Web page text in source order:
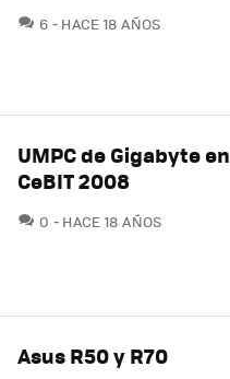
6 COMENTARIOS
HACE 18 AÑOS
UMPC de Gigabyte en
CeBIT 2008
0 COMENTARIOS
HACE 18 AÑOS
Asus R50 y R70